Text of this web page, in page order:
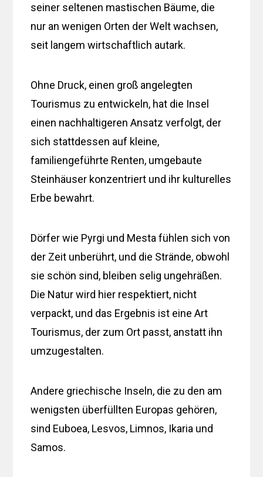
seiner seltenen mastischen Bäume, die
nur an wenigen Orten der Welt wachsen,
seit langem wirtschaftlich autark.
Ohne Druck, einen groß angelegten
Tourismus zu entwickeln, hat die Insel
einen nachhaltigeren Ansatz verfolgt, der
sich stattdessen auf kleine,
familiengeführte Renten, umgebaute
Steinhäuser konzentriert und ihr kulturelles
Erbe bewahrt.
Dörfer wie Pyrgi und Mesta fühlen sich von
der Zeit unberührt, und die Strände, obwohl
sie schön sind, bleiben selig ungehräßen.
Die Natur wird hier respektiert, nicht
verpackt, und das Ergebnis ist eine Art
Tourismus, der zum Ort passt, anstatt ihn
umzugestalten.
Andere griechische Inseln, die zu den am
wenigsten überfüllten Europas gehören,
sind Euboea, Lesvos, Limnos, Ikaria und
Samos.